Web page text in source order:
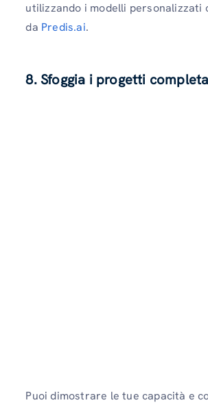
utilizzando i modelli personalizzati
da Predis.ai.
8. Sfoggia i progetti
Puoi dimostrare le tue capacità e